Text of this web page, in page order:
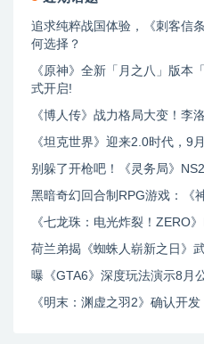
追求纯粹战国体验，《刺客信
何选择？
《原神》全新「月之八」版本
式开启!
《博人传》战力格局大变！李
《坦克世界》迎来2.0时代，9
别躲了开枪吧！《灵务局》
黑暗奇幻回合制RPG游戏：《
《七龙珠：电光炸裂！ZERO
荷兰弟揭《蜘蛛人崭新之日》
曝《GTA6》深度玩法演示8月
《明末：渊虚之羽2》确认开